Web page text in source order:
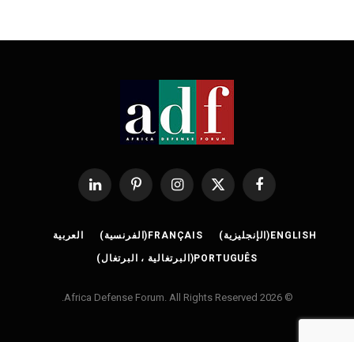
فيسبوك
X
الانستغرامبينتيريستلينكدإن
ENGLISH
(الإنجليزية )
FRANÇAIS
(الفرنسية ) العربية
PORTUGUÊS
( البرتغالية ، البرتغال)
© 2026 Africa Defense Forum. All Rights Reserved.